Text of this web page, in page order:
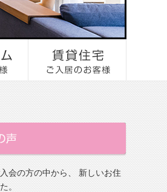
会の方の中から、 新しいお住
。